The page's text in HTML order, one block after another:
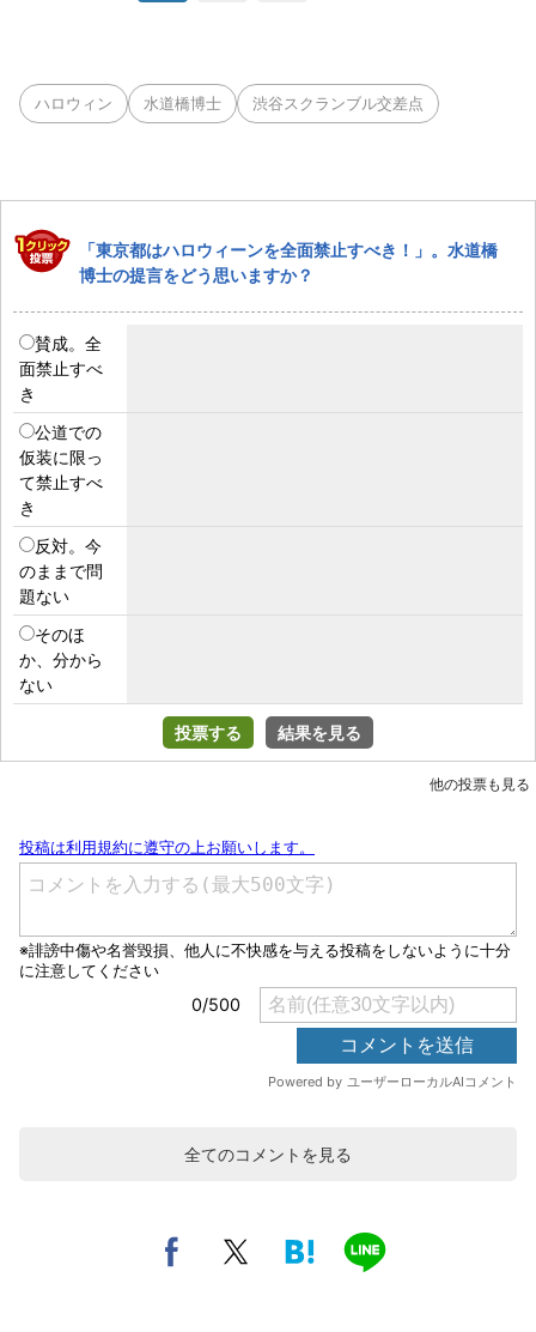
ハロウィン 水道橋博士 渋谷スクランブル交差点
「東京都はハロウィーンを全面禁止すべき！」。水道橋
博士の提言をどう思いますか？
賛成。全
面禁止すべ
き
公道での
仮装に限っ
て禁止すべ
き
反対。今
のままで問
題ない
そのほ
か、分から
ない
投票する 結果を見る
他の投票も見る
全てのコメントを見る